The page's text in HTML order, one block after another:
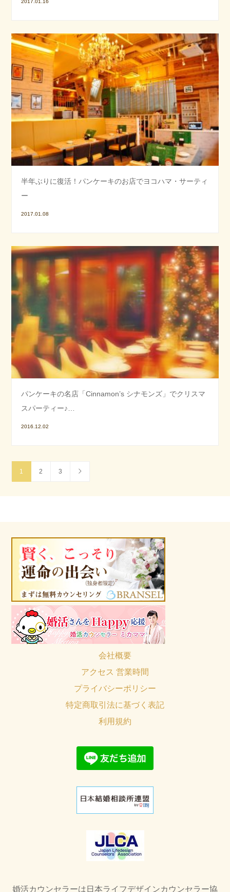
半年ぶりに復活！パンケーキのお店でヨコハマ・サーティ
ー
2017.01.08
パンケーキの名店「Cinnamon’s シナモンズ」でクリスマ
スパーティー♪…
2016.12.02
1 2 3
会社概要
アクセス 営業時間
プライバシーポリシー
特定商取引法に基づく表記
利用規約
婚活カウンセラーは日本ライフデザインカウンセラー協